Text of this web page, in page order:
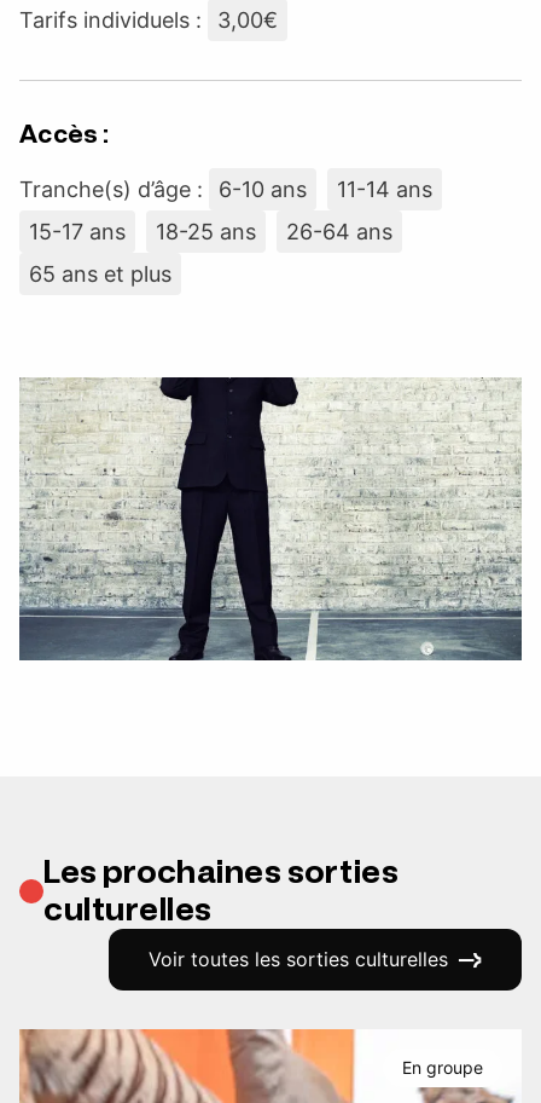
Tarifs individuels : 3,00€
Accès :
Tranche(s) d’âge : 6-10 ans
11-14 ans
15-17 ans
18-25 ans
26-64 ans
65 ans et plus
Les prochaines sorties
culturelles
Voir toutes les sorties culturelles
En groupe